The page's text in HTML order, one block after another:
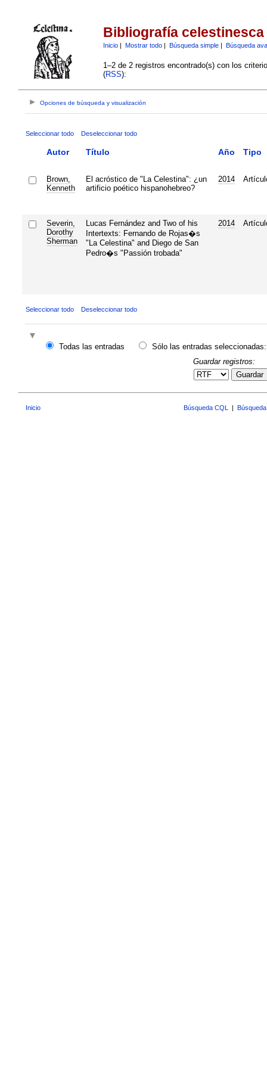
Bibliografía celestinesca
Inicio| Mostrar todo| Búsqueda simple| Búsqueda
1–2 de 2 registros encontrado(s) con los
(RSS):
Opciones de búsqueda y visualización
Seleccionar todo Deseleccionar todo
Autor Título Año Tipo
Brown,
Kenneth
El acróstico de "La Celestina": ¿un
artificio poético hispanohebreo?
2014
Severin,
Dorothy
Sherman
Lucas Fernández and Two of his
Intertexts: Fernando de Rojas�s
"La Celestina" and Diego de San
Pedro�s "Passión trobada"
2014
Seleccionar todo Deseleccionar todo
Todas las entradas
Sólo las entradas seleccionadas:
Guardar registros:
Guardar
Inicio Búsqueda CQL